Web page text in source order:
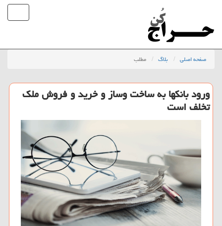
صفحه اصلی بلاگ مطلب
ورود بانکها به ساخت وساز و خرید و فروش ملک
تخلف است